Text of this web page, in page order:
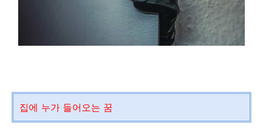
집에 누가 들어오는 꿈